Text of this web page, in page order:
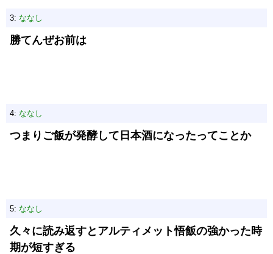
3: ななし
勝てんぜお前は
4: ななし
つまりご飯が発酵して日本酒になったってことか
5: ななし
久々に読み返すとアルティメット悟飯の強かった時
期が短すぎる